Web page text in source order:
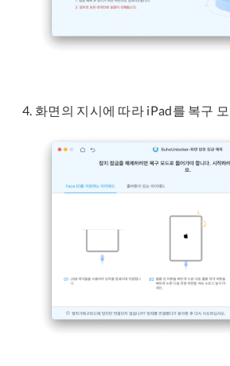
화면의 지시에 따라 iPad를 복구